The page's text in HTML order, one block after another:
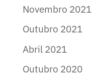
Novembro 2021
Outubro 2021
Abril 2021
Outubro 2020